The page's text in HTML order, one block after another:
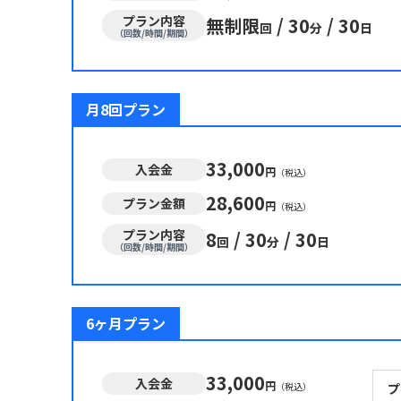
プラン内容
（回数/時間/期間） 無制限回 / 30分 / 30日
月8回プラン
入会金 33,000円 （税込）
プラン金額 28,600円 （税込）
プラン内容
（回数/時間/期間） 8回 / 30分 / 30日
6ヶ月プラン
入会金 33,000円 （税込）